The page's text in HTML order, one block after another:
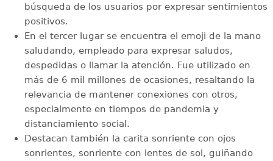
búsqueda de los usuarios por expresar sentimientos
positivos.
En el tercer lugar se encuentra el emoji de la mano
saludando, empleado para expresar saludos,
despedidas o llamar la atención. Fue utilizado en
más de 6 mil millones de ocasiones, resaltando la
relevancia de mantener conexiones con otros,
especialmente en tiempos de pandemia y
distanciamiento social.
Destacan también la carita sonriente con ojos
sonrientes, sonriente con lentes de sol, guiñando